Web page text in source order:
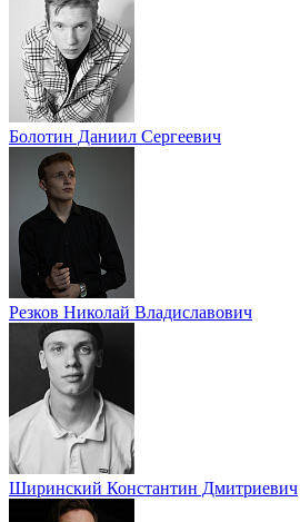
Болотин Даниил Сергеевич
Резков Николай Владиславович
Ширинский Константин Дмитриевич